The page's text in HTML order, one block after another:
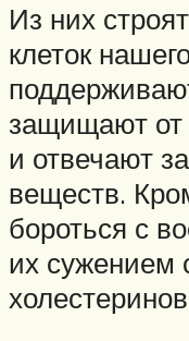
Из них
клеток
защищают от
и отвечают
веществ.
бороться с
их сужением